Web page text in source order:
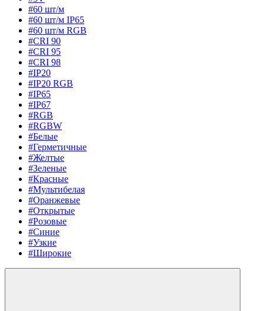
#60 шт/м
#60 шт/м IP65
#60 шт/м RGB
#CRI 90
#CRI 95
#CRI 98
#IP20
#IP20 RGB
#IP65
#IP67
#RGB
#RGBW
#Белые
#Герметичные
#Желтые
#Зеленые
#Красные
#Мультибелая
#Оранжевые
#Открытые
#Розовые
#Синие
#Узкие
#Широкие